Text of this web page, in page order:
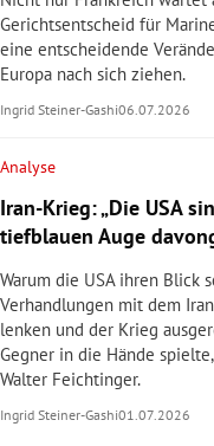
Gerichtsentscheid für
eine entscheidende
Europa nach sich ziehen.
Ingrid Steiner-Gashi06.07.2026
Analyse
Iran-Krieg: „Die USA
tiefblauen Auge
Warum die USA ihren Blick
Verhandlungen mit dem
lenken und der Krieg
Gegner in die Hände
Walter Feichtinger.
Ingrid Steiner-Gashi01.07.2026